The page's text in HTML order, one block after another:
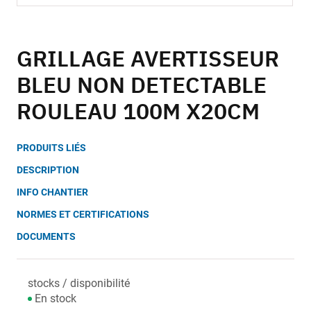
to
the
beginning
of
the
gallery
GRILLAGE AVERTISSEUR
BLEU NON DETECTABLE
ROULEAU 100M X20CM
PRODUITS LIÉS
DESCRIPTION
INFO CHANTIER
NORMES ET CERTIFICATIONS
DOCUMENTS
stocks / disponibilité
En stock